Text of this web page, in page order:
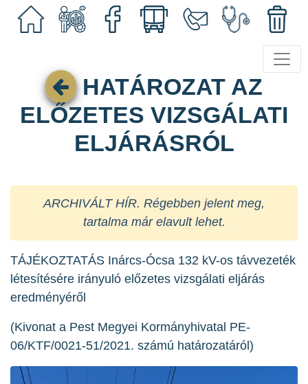
HATÁROZAT AZ
ELŐZETES VIZSGÁLATI
ELJÁRÁSRÓL
ARCHIVÁLT HÍR. Régebben jelent meg,
tartalma már elavult lehet.
TÁJÉKOZTATÁS Inárcs-Ócsa 132 kV-os távvezeték
létesítésére irányuló előzetes vizsgálati eljárás
eredményéről
(Kivonat a Pest Megyei Kormányhivatal PE-
06/KTF/0021-51/2021. számú határozatáról)